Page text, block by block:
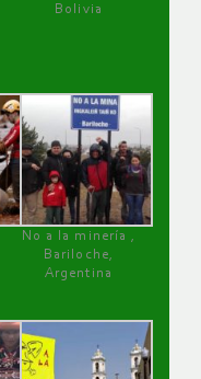
Bolivia
No a la minería ,
Bariloche,
Argentina